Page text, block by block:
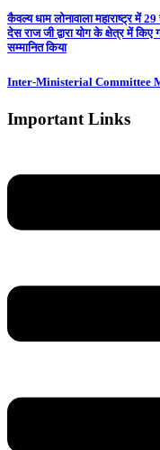
कैवल्य धाम लोनावाला महाराष्ट्र में
देस राज जी द्वारा योग के क्षेत्र में किए
सम्मानित किया
Inter-Ministerial Committee
Important Links